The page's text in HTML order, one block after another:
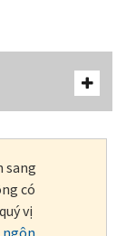
sang
có
vị